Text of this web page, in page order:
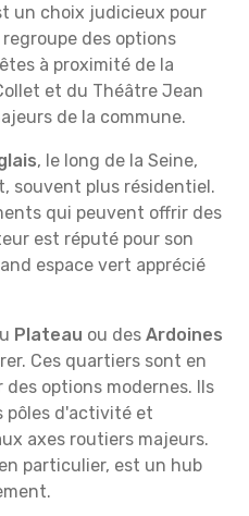
un choix judicieux pour
des options
à proximité de la
et du Théâtre Jean
de la commune.
, le long de la Seine,
souvent plus résidentiel.
qui peuvent offrir des
est réputé pour son
espace vert apprécié
Plateau ou des Ardoines
Ces quartiers sont en
options modernes. Ils
pôles d'activité et
axes routiers majeurs.
particulier, est un hub